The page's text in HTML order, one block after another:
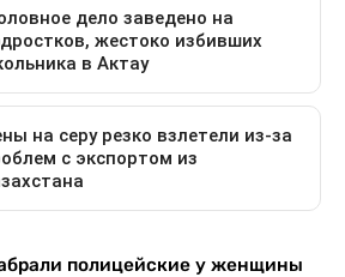
полицейские у женщины